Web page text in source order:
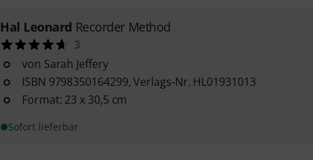
Hal Leonard Recorder Method
3
von Sarah Jeffery
ISBN 9798350164299, Verlags-Nr. HL01931013
Format: 23 x 30,5 cm
Sofort lieferbar